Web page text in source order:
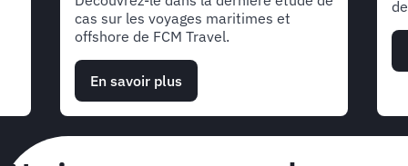
cas sur les voyages maritimes et
offshore de FCM Travel.
En savoir plus
Étude
de
cas